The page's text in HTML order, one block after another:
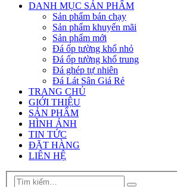
DANH MỤC SẢN PHẨM
Sản phẩm bán chạy
Sản phẩm khuyến mãi
Sản phẩm mới
Đá ốp tường khổ nhỏ
Đá ốp tường khổ trung
Đá ghép tự nhiên
Đá Lát Sân Giá Rẻ
TRANG CHỦ
GIỚI THIỆU
SẢN PHẨM
HÌNH ẢNH
TIN TỨC
ĐẶT HÀNG
LIÊN HỆ